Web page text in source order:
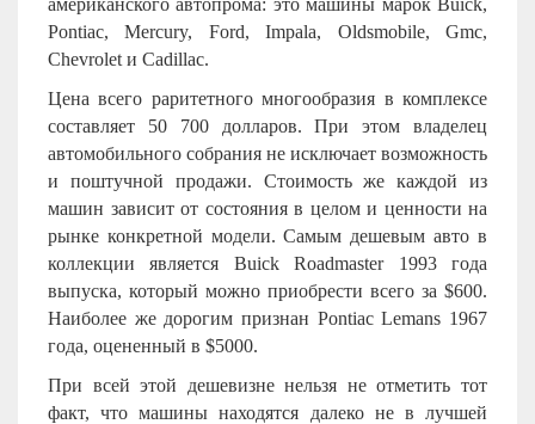
Pontiac, Mercury, Ford, Impala, Oldsmobile, Gmc,
Chevrolet и Cadillac.
Цена всего раритетного многообразия в комплексе
составляет 50 700 долларов. При этом владелец
автомобильного собрания не исключает возможность
и поштучной продажи. Стоимость же каждой из
машин зависит от состояния в целом и ценности на
рынке конкретной модели. Самым дешевым авто в
коллекции является Buick Roadmaster 1993 года
выпуска, который можно приобрести всего за $600.
Наиболее же дорогим признан Pontiac Lemans 1967
года, оцененный в $5000.
При всей этой дешевизне нельзя не отметить тот
факт, что машины находятся далеко не в лучшей